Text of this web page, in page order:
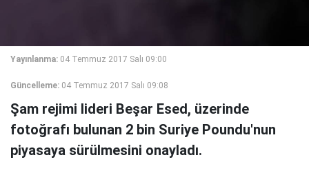
Yayınlanma: 04 Temmuz 2017 Salı 09:00
Güncelleme: 04 Temmuz 2017 Salı 09:08
Şam rejimi lideri Beşar Esed, üzerinde
fotoğrafı bulunan 2 bin Suriye Poundu'nun
piyasaya sürülmesini onayladı.